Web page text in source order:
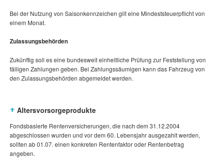
Bei der Nutzung von Saisonkennzeichen gilt eine Mindeststeuerpflicht von
einem Monat.
Zulassungsbehörden
Zukünftig soll es eine bundesweit einheitliche Prüfung zur Feststellung von
fälligen Zahlungen geben. Bei Zahlungssäumigen kann das Fahrzeug von
den Zulassungsbehörden abgemeldet werden.
Altersvorsorgeprodukte
Fondsbasierte Rentenversicherungen, die nach dem 31.12.2004
abgeschlossen wurden und vor dem 60. Lebensjahr ausgezahlt werden,
sollten ab 01.07. einen konkreten Rentenfaktor oder Rentenbetrag
angeben.